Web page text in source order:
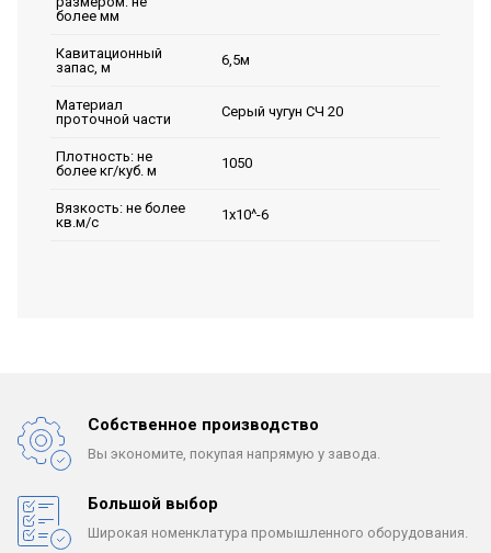
более мм
Кавитационный
запас, м
6,5м
Материал
проточной части
Серый чугун СЧ 20
Плотность: не
более кг/куб. м
1050
Вязкость: не более
кв.м/с
1х10^-6
Собственное производство
Вы экономите, покупая напрямую у завода.
Большой выбор
Широкая номенклатура промышленного оборудования.